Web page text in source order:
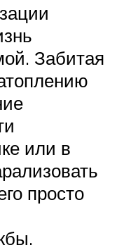
Забитая
или в
просто